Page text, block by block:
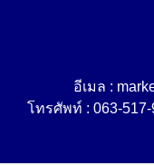
อีเมล :
โทรศัพท์ : 063-